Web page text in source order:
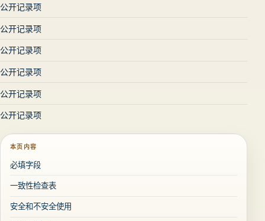
公开记录项
公开记录项
公开记录项
公开记录项
公开记录项
公开记录项
本页内容
必填字段
一致性检查表
安全和不安全使用